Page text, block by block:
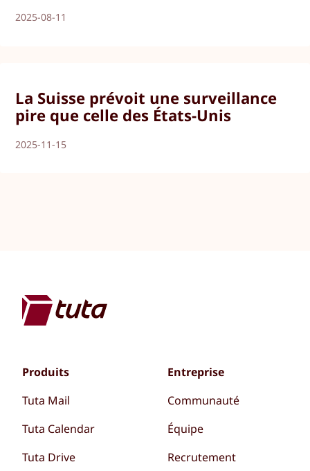
2025-08-11
La Suisse prévoit une surveillance
pire que celle des États-Unis
2025-11-15
Produits
Tuta Mail
Tuta Calendar
Tuta Drive
Entreprise
Communauté
Équipe
Recrutement